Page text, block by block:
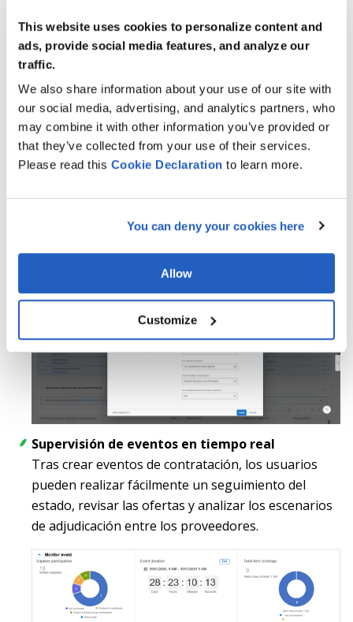
This website uses cookies to personalize content and
ads, provide social media features, and analyze our
traffic.
We also share information about your use of our site with
our social media, advertising, and analytics partners, who
may combine it with other information you’ve provided or
that they’ve collected from your use of their services.
Please read this Cookie Declaration to learn more.
You can deny your cookies here
Allow
Customize
Permite gestionar eficazmente la información de los
mejorando la eficiencia del proceso.
Supervisión de eventos en tiempo real
Tras crear eventos de contratación, los usuarios
pueden realizar fácilmente un seguimiento del
estado, revisar las ofertas y analizar los escenarios
de adjudicación entre los proveedores.